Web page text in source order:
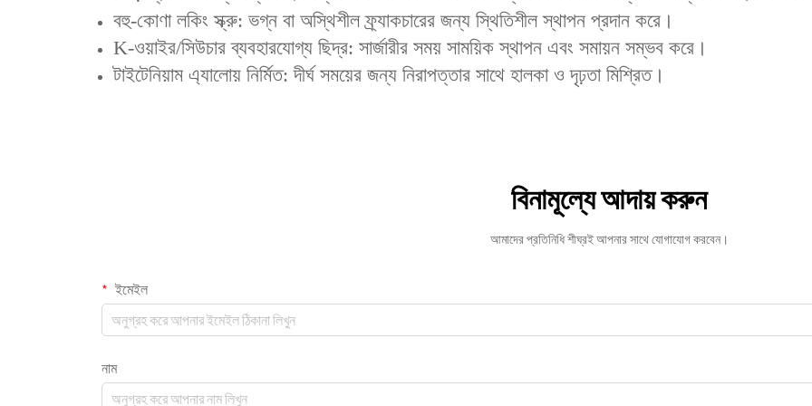
‌বহু-কোণা লকিং স্ক্রু‌: ভগ্ন বা অস্থিশীল ফ্র্যাকচারের জন্য স্থিতিশীল স্থাপন প্রদান করে।
‌K-ওয়াইর/সিউচার ব্যবহারযোগ্য ছিদ্র‌: সার্জারীর সময় সাময়িক স্থাপন এবং সমায়ন সম্ভব করে।
‌টাইটেনিয়াম এ্যালোয় নির্মিত‌: দীর্ঘ সময়ের জন্য নিরাপত্তার সাথে হালকা ও দৃঢ়তা মিশ্রিত।
বিনামূল্যে আদায় করুন
আমাদের প্রতিনিধি শীঘ্রই আপনার সাথে যোগাযোগ করবেন।
ইমেইল
নাম